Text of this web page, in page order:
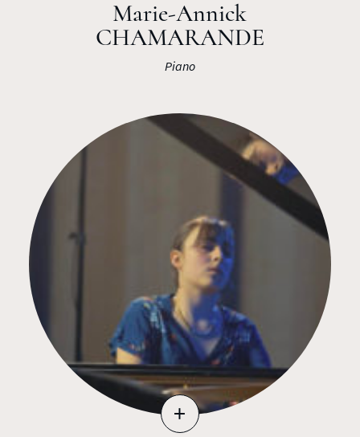
Marie-Annick
CHAMARANDE
Piano
+